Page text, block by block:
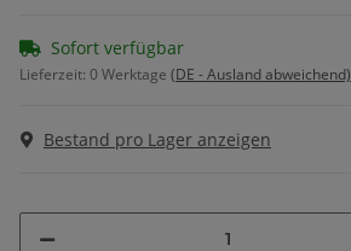
Sofort verfügbar
Lieferzeit: 0 Werktage (DE - Ausland abweichend)
Bestand pro Lager anzeigen